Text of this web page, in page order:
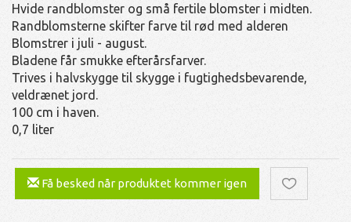
Hvide randblomster og små fertile blomster i midten.
Randblomsterne skifter farve til rød med alderen
Blomstrer i juli - august.
Bladene får smukke efterårsfarver.
Trives i halvskygge til skygge i fugtighedsbevarende,
veldrænet jord.
100 cm i haven.
0,7 liter
Få besked når produktet kommer igen